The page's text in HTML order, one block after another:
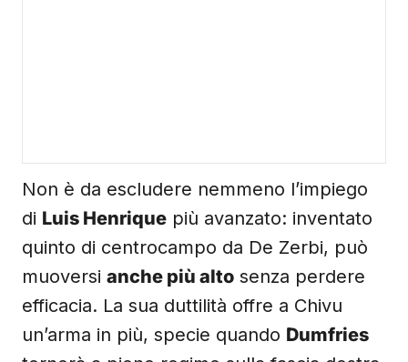
Non è da escludere nemmeno l’impiego
di Luis Henrique più avanzato: inventato
quinto di centrocampo da De Zerbi, può
muoversi anche più alto senza perdere
efficacia. La sua duttilità offre a Chivu
un’arma in più, specie quando Dumfries